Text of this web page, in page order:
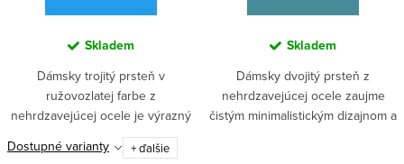
Skladem
Dámsky trojitý prsteň v
ružovozlatej farbe z
nehrdzavejúcej ocele je výrazný
minimalistický šperk...
Dostupné varianty + ďalšie
Skladem
Dámsky dvojitý prsteň z
nehrdzavejúcej ocele zaujme
čistým minimalistickým dizajnom a